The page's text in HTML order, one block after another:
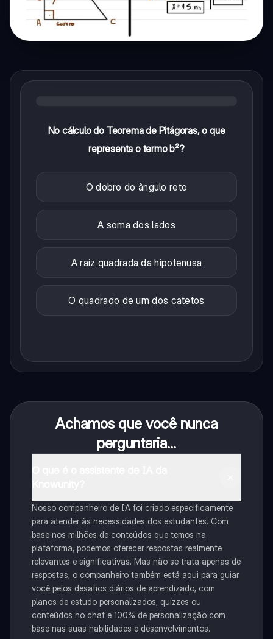
No cálculo do Teorema de Pitágoras, o que
representa o termo b²?
O dobro do ângulo reto
A soma dos lados
A raiz quadrada da hipotenusa
O quadrado de um dos catetos
Achamos que você nunca
perguntaria...
Nosso companheiro de IA foi criado especificamente
para atender às necessidades dos estudantes. Com
base nos milhões de conteúdos que temos na
plataforma, podemos oferecer respostas realmente
relevantes e significativas. Mas não se trata apenas de
respostas, o companheiro também está aqui para guiar
você pelos desafios diários de aprendizado, com
planos de estudo personalizados, quizzes ou
conteúdos no chat e 100% de personalização com
base nas suas habilidades e desenvolvimentos.